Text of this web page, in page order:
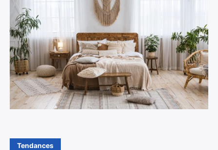
Tendances
Maison
Art & Décoration
Portraits